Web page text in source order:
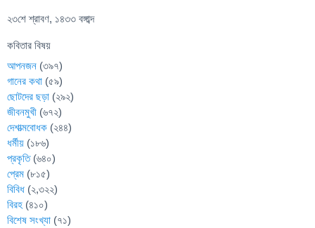
২৩শে শ্রাবণ, ১৪৩৩ বঙ্গাব্দ
কবিতার বিষয়
আপনজন (৩৯৭)
গানের কথা (৫৯)
ছোটদের ছড়া (২৯২)
জীবনমুখী (৬৭২)
দেশাত্মবোধক (২৪৪)
ধর্মীয় (১৮৬)
প্রকৃতি(৬৪০)
প্রেম (৮১৫)
বিবিধ (২,৩২২)
বিরহ (৪১০)
বিশেষ সংখ্যা (৭১)